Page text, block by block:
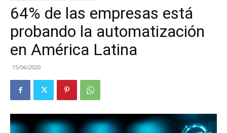
64% de las empresas está
probando la automatización
en América Latina
15/06/2020